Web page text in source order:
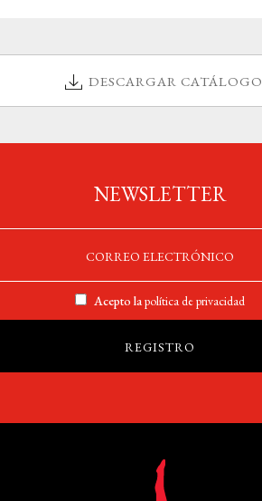
DESCARGAR CATÁLOGO
NEWSLETTER
Acepto lapolítica de privacidad